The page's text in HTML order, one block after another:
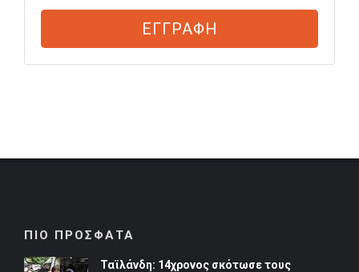
ΕΓΓΡΑΦΗ
ΠΙΟ ΠΡΟΣΦΑΤΑ
Ταϊλάνδη: 14χρονος σκότωσε τους